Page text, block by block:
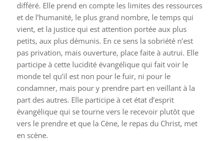
différé. Elle prend en compte les limites des ressources
et de l’humanité, le plus grand nombre, le temps qui
vient, et la justice qui est attention portée aux plus
petits, aux plus démunis. En ce sens la sobriété n’est
pas privation, mais ouverture, place faite à autrui. Elle
participe à cette lucidité évangélique qui fait voir le
monde tel qu’il est non pour le fuir, ni pour le
condamner, mais pour y prendre part en veillant à la
part des autres. Elle participe à cet état d’esprit
évangélique qui se tourne vers le recevoir plutôt que
vers le prendre et que la Cène, le repas du Christ, met
en scène.